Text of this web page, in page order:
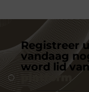
Registreer u
vandaag
word lid
platform